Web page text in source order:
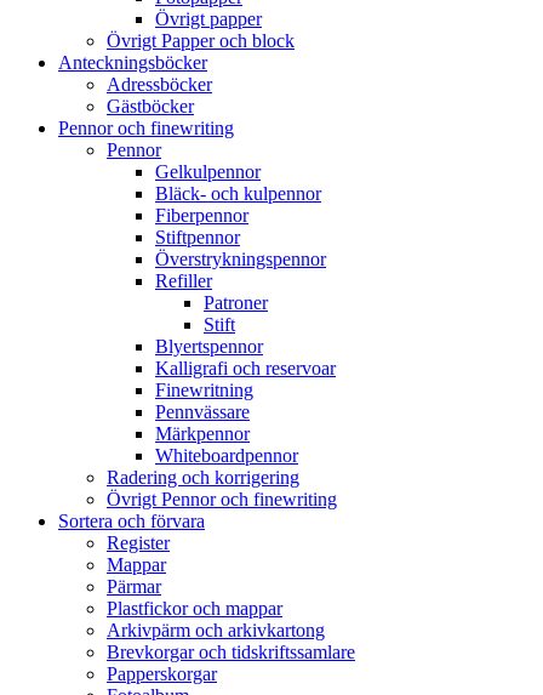
Övrigt papper
Övrigt Papper och block
Anteckningsböcker
Adressböcker
Gästböcker
Pennor och finewriting
Pennor
Gelkulpennor
Bläck- och kulpennor
Fiberpennor
Stiftpennor
Överstrykningspennor
Refiller
Patroner
Stift
Blyertspennor
Kalligrafi och reservoar
Finewritning
Pennvässare
Märkpennor
Whiteboardpennor
Radering och korrigering
Övrigt Pennor och finewriting
Sortera och förvara
Register
Mappar
Pärmar
Plastfickor och mappar
Arkivpärm och arkivkartong
Brevkorgar och tidskriftssamlare
Papperskorgar